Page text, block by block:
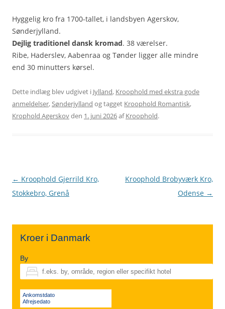
Hyggelig kro fra 1700-tallet, i landsbyen Agerskov,
Sønderjylland.
Dejlig traditionel dansk kromad. 38 værelser.
Ribe, Haderslev, Aabenraa og Tønder ligger alle mindre
end 30 minutters kørsel.
Dette indlæg blev udgivet i Jylland, Kroophold med ekstra gode
anmeldelser,Sønderjylland og tagget Kroophold Romantisk,
Krophold Agerskovden 1. juni 2026afKroophold.
Indlægsnavigation
← Kroophold Gjerrild Kro,
Stokkebro, Grenå
Kroophold Brobyværk Kro,
Odense →
Kroer i Danmark
By
Ankomstdato
Afrejsedato